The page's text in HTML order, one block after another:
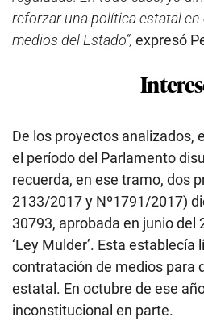
reforzar una política estatal
medios del Estado”, expresó
De los proyectos analizados,
el período del Parlamento
recuerda, en ese tramo, dos
2133/2017 y Nº1791/2017)
30793, aprobada en junio del
‘Ley Mulder’. Esta establecía
contratación de medios para
estatal. En octubre de ese
inconstitucional en parte.